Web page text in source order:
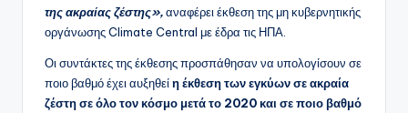
της ακραίας ζέστης»,αναφέρει έκθεση της μη κυβερνητικής
οργάνωσης Climate Central με έδρα τις ΗΠΑ.
Οι συντάκτες της έκθεσης προσπάθησαν να υπολογίσουν σε
ποιο βαθμό έχει αυξηθείη έκθεση των εγκύων σε ακραία
ζέστη σε όλο τον κόσμο μετά το 2020 και σε ποιο βαθμό